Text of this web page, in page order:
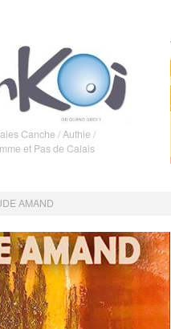
Canche / Authie /
et Pas de Calais
AMAND